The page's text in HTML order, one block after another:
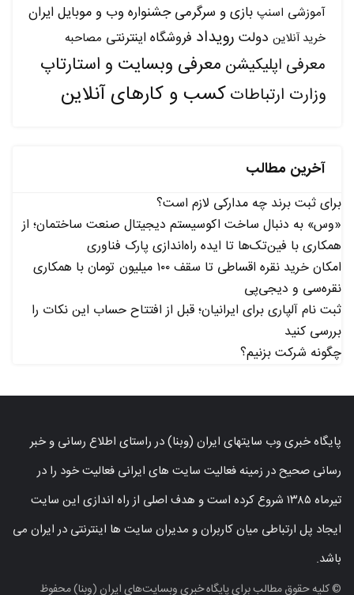
آموزشی اسنپ بازی و سرگرمی جشنواره وب و موبایل ایران
خرید آنلاین دولت رویداد فروشگاه اینترنتی مصاحبه
معرفی اپلیکیشن معرفی وبسایت و استارتاپ
وزارت ارتباطاتکسب و کارهای آنلاین
آخرین مطالب
برای ثبت برند چه مدارکی لازم است؟
«وس» به دنبال ساخت اکوسیستم دیجیتال صنعت ساختمان؛ از
همکاری با فین‌تک‌ها تا ایده راه‌اندازی پارک فناوری
امکان خرید نقره اقساطی تا سقف ۱۰۰ میلیون تومان با همکاری
نقره‌سی و دیجی‌پی
ثبت نام آلپاری برای ایرانیان؛ قبل از افتتاح حساب این نکات را
بررسی کنید
چگونه شرکت بزنیم؟
پایگاه خبری وب سایتهای ایران (وبنا) در راستای اطلاع رسانی و خبر
رسانی صحیح در زمینه فعالیت سایت های ایرانی فعالیت خود را در
تیرماه ۱۳۸۵ شروع کرده است و هدف اصلی از راه اندازی این سایت
ایجاد پل ارتباطی میان کاربران و مدیران سایت ها اینترنتی در ایران می
باشد.
© کلیه حقوق مطالب برای پایگاه خبری وبسایت‌های ایران (وبنا) محفوظ